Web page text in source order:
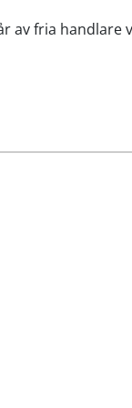
av fria